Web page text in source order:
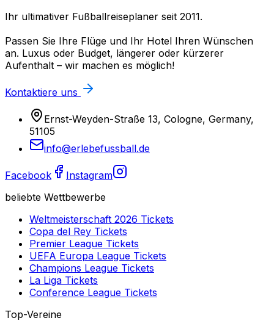
Ihr ultimativer Fußballreiseplaner seit 2011.
Passen Sie Ihre Flüge und Ihr Hotel Ihren Wünschen
an. Luxus oder Budget, längerer oder kürzerer
Aufenthalt – wir machen es möglich!
Kontaktiere uns
Ernst-Weyden-Straße 13, Cologne, Germany,
51105
info@erlebefussball.de
Facebook
Instagram
beliebte Wettbewerbe
Weltmeisterschaft 2026 Tickets
Copa del Rey Tickets
Premier League Tickets
UEFA Europa League Tickets
Champions League Tickets
La Liga Tickets
Conference League Tickets
Top-Vereine